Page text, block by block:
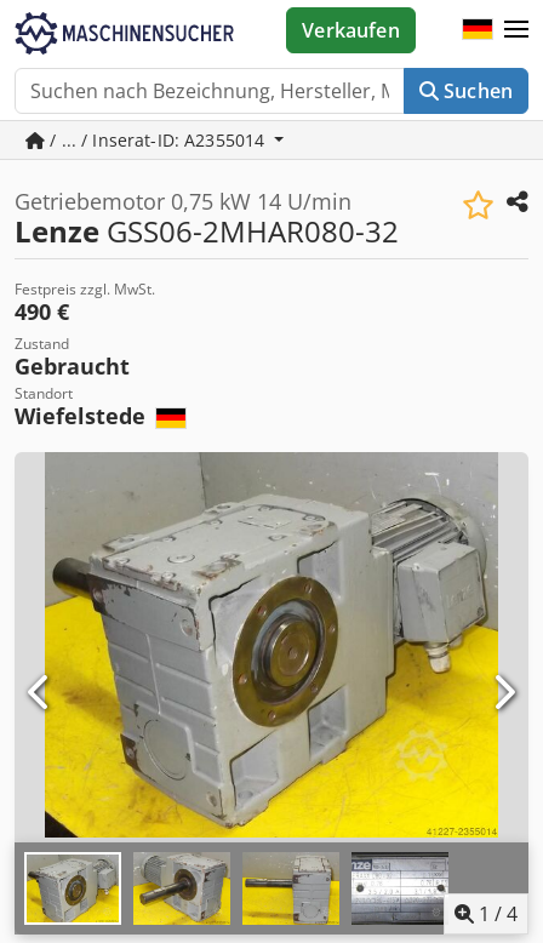
Suchen
Verkaufen
/ ... / Inserat-ID: A2355014
Getriebemotor 0,75 kW 14 U/min
Lenze GSS06-2MHAR080-32
Festpreis zzgl. MwSt.
490 €
Zustand
Gebraucht
Standort
Wiefelstede
1 /4